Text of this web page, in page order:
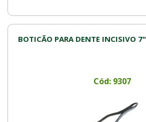
BOTICÃO PARA DENTE INCISIVO 7"
Cód: 9307